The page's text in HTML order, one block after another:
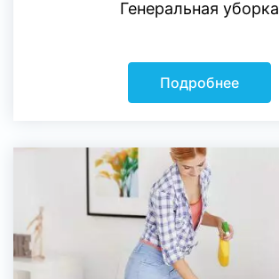
Генеральная уборка
Подробнее